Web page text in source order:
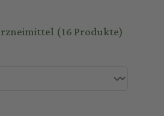
(16 Produkte)